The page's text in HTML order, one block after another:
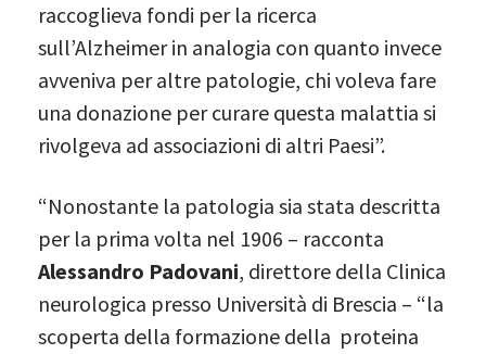
raccoglieva fondi per la ricerca
sull’Alzheimer in analogia con quanto invece
avveniva per altre patologie, chi voleva fare
una donazione per curare questa malattia si
rivolgeva ad associazioni di altri Paesi”.
“Nonostante la patologia sia stata descritta
per la prima volta nel 1906 – racconta
Alessandro Padovani, direttore della Clinica
neurologica presso Università di Brescia – “la
scoperta della formazione della proteina